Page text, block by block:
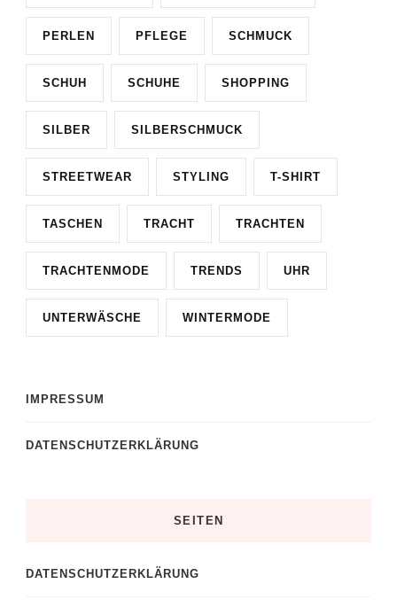
PERLEN PFLEGE SCHMUCK
SCHUH SCHUHE SHOPPING
SILBER SILBERSCHMUCK
STREETWEAR STYLING T-SHIRT
TASCHEN TRACHT TRACHTEN
TRACHTENMODE TRENDS UHR
UNTERWÄSCHE WINTERMODE
IMPRESSUM
DATENSCHUTZERKLÄRUNG
SEITEN
DATENSCHUTZERKLÄRUNG